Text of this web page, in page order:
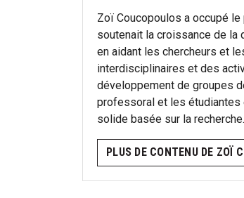
Zoï Coucopoulos a occupé
soutenait la croissance de la
en aidant les chercheurs et
interdisciplinaires et des
développement de groupes
professoral et les étudiantes
solide basée sur la recherche.
PLUS DE CONTENU DE ZOÏ